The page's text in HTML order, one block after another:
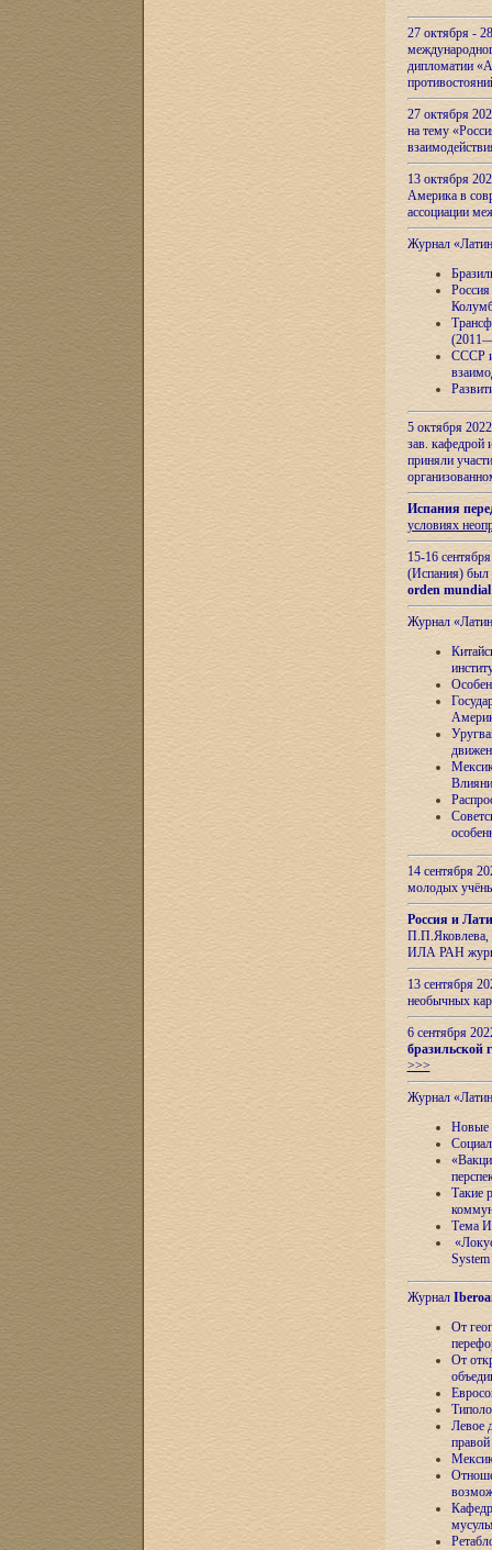
27 октября -
дипломатии
27 октября
на тему
13 октября
Америка в
ассоциации
Журнал
СССР и
5 октября
зав.
приняли
Испания
условиях
15-16
(Испания) был
orden
Журнал
14 сентября
молодых
Россия и
П.П.Яковлева,
ИЛА РАН
13 сентября
необычных
6 сентября
бразильской
>>>
Журнал
Новые
Такие
Тема
Журнал
От
От
Левое